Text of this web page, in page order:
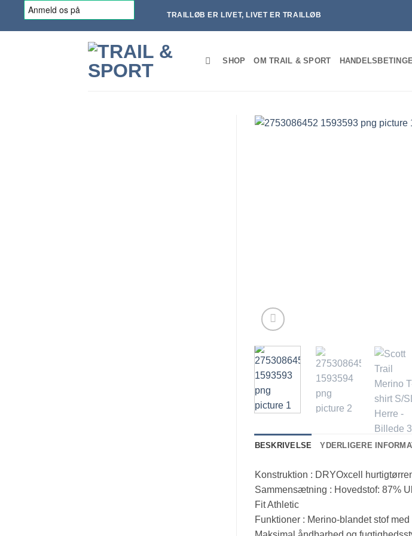
Fortsæt
TRAILLØB ER LIVET, LIVET ER TRAILLØB
SHOP OM TRAIL & SPORT
BESKRIVELSE YDERLIGERE
Konstruktion : DRYOxcell
Sammensætning : Hovedstof: 87%
Fit Athletic
Funktioner : Merino-blandet stof